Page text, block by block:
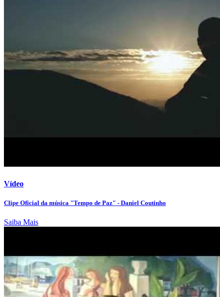
Vídeo
Clipe Oficial da música "Tempo de Paz" - Daniel Coutinho
Saiba Mais